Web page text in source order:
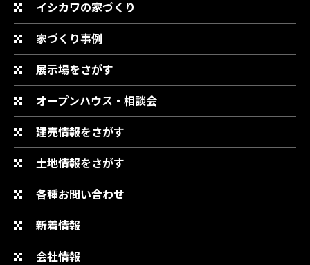
イシカワの家づくり
家づくり事例
展示場をさがす
オープンハウス・相談会
建売情報をさがす
土地情報をさがす
各種お問い合わせ
新着情報
会社情報